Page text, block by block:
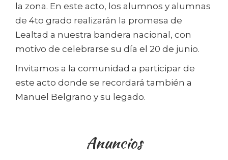
la zona. En este acto, los alumnos y alumnas
de 4to grado realizarán la promesa de
Lealtad a nuestra bandera nacional, con
motivo de celebrarse su día el 20 de junio.
Invitamos a la comunidad a participar de
este acto donde se recordará también a
Manuel Belgrano y su legado.
Anuncios